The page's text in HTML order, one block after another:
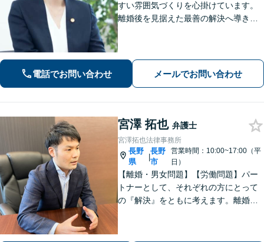
すい雰囲気づくりを心掛けています。
離婚後を見据えた最善の解決へ導きま
妻のお子さんとの交渉可」
電話でお問い合わせ メールでお問い合わせ
宮澤 拓也 弁護士
宮澤拓也法律事務所
長野
県
|
長野
市
営業時間：10:00~17:00（平
日）
【離婚・男女問題】【労働問題】パー
トナーとして、それぞれの方にとって
の『解決』をともに考えます。離婚・